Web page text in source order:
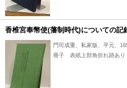
香椎宮奉幣使(藩制時代)についての記
門司成重、私家版、平元、
冊子 表紙上部角折れ跡あ